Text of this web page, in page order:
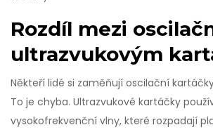
Rozdíl mezi
ultrazvukovým
Někteří lidé si zaměňují oscilační
To je chyba. Ultrazvukové kartáčky
vysokofrekvenční vlny, které rozpadají